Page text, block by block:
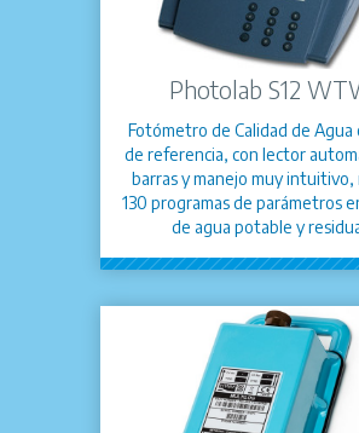
Photolab S12
Fotómetro de Calidad de Agua
de referencia, con lector
barras y manejo muy intuitivo,
130 programas de parámetros
de agua potable y